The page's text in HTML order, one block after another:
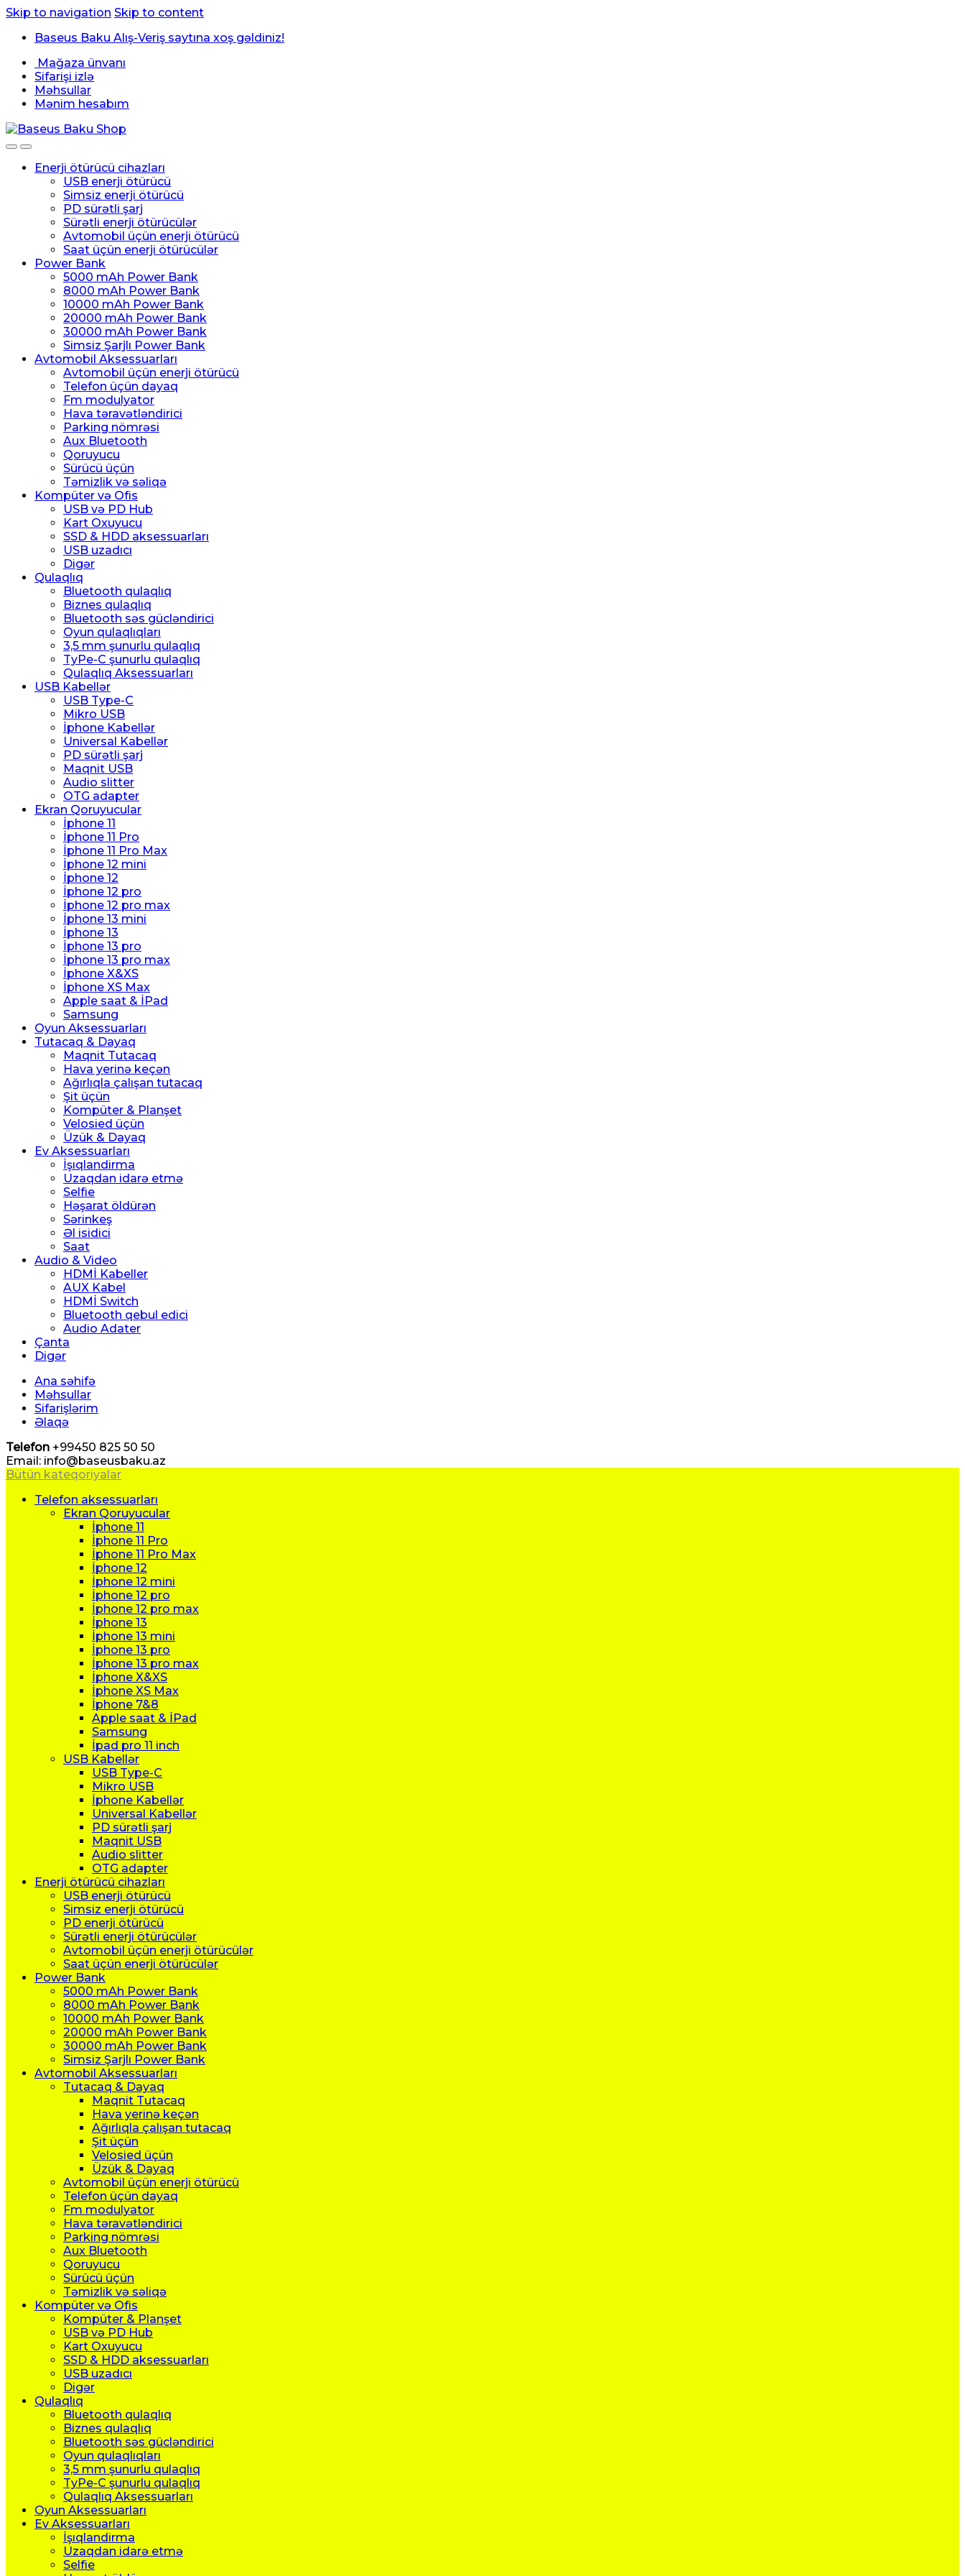
Skip to navigation Skip to content
Baseus Baku Alış-Veriş saytına xoş gəldiniz!
Mağaza ünvanı
Sifarişi izlə
Məhsullar
Mənim hesabım
Enerji ötürücü cihazları
USB enerji ötürücü
Simsiz enerji ötürücü
PD sürətli şarj
Sürətli enerji ötürücülər
Avtomobil üçün enerji ötürücü
Saat üçün enerji ötürücülər
Power Bank
5000 mAh Power Bank
8000 mAh Power Bank
10000 mAh Power Bank
20000 mAh Power Bank
30000 mAh Power Bank
Simsiz Şarjlı Power Bank
Avtomobil Aksessuarları
Avtomobil üçün enerji ötürücü
Telefon üçün dayaq
Fm modulyator
Hava təravətləndirici
Parking nömrəsi
Aux Bluetooth
Qoruyucu
Sürücü üçün
Təmizlik və səliqə
Kompüter və Ofis
USB və PD Hub
Kart Oxuyucu
SSD & HDD aksessuarları
USB uzadıcı
Digər
Qulaqlıq
Bluetooth qulaqlıq
Biznes qulaqlıq
Bluetooth səs gücləndirici
Oyun qulaqlıqları
3,5 mm şunurlu qulaqlıq
TyPe-C şunurlu qulaqlıq
Qulaqlıq Aksessuarları
USB Kabellər
USB Type-C
Mikro USB
İphone Kabellər
Universal Kabellər
PD sürətli şarj
Maqnit USB
Audio slitter
OTG adapter
Ekran Qoruyucular
İphone 11
İphone 11 Pro
İphone 11 Pro Max
İphone 12 mini
İphone 12
İphone 12 pro
İphone 12 pro max
İphone 13 mini
İphone 13
İphone 13 pro
İphone 13 pro max
İphone X&XS
İphone XS Max
Apple saat & İPad
Samsung
Oyun Aksessuarları
Tutacaq & Dayaq
Maqnit Tutacaq
Hava yerinə keçən
Ağırlıqla çalışan tutacaq
Şit üçün
Kompüter & Planşet
Velosied üçün
Üzük & Dayaq
Ev Aksessuarları
İşıqlandirma
Uzaqdan idarə etmə
Selfie
Həşarat öldürən
Sərinkeş
Əl isidici
Saat
Audio & Video
HDMİ Kabeller
AUX Kabel
HDMİ Switch
Bluetooth qebul edici
Audio Adater
Çanta
Digər
Ana səhifə
Məhsullar
Sifarişlərim
Əlaqə
Telefon +99450 825 50 50
Email: info@baseusbaku.az
Bütün kateqoriyalar
Telefon aksessuarları
Ekran Qoruyucular
İphone 11
İphone 11 Pro
İphone 11 Pro Max
İphone 12
İphone 12 mini
İphone 12 pro
İphone 12 pro max
İphone 13
İphone 13 mini
İphone 13 pro
İphone 13 pro max
İphone X&XS
İphone XS Max
İphone 7&8
Apple saat & İPad
Samsung
İpad pro 11 inch
USB Kabellər
USB Type-C
Mikro USB
İphone Kabellər
Universal Kabellər
PD sürətli şarj
Maqnit USB
Audio slitter
OTG adapter
Enerji ötürücü cihazları
USB enerji ötürücü
Simsiz enerji ötürücü
PD enerji ötürücü
Sürətli enerji ötürücülər
Avtomobil üçün enerji ötürücülər
Saat üçün enerji ötürücülər
Power Bank
5000 mAh Power Bank
8000 mAh Power Bank
10000 mAh Power Bank
20000 mAh Power Bank
30000 mAh Power Bank
Simsiz Şarjlı Power Bank
Avtomobil Aksessuarları
Tutacaq & Dayaq
Maqnit Tutacaq
Hava yerinə keçən
Ağırlıqla çalışan tutacaq
Şit üçün
Velosied üçün
Üzük & Dayaq
Avtomobil üçün enerji ötürücü
Telefon üçün dayaq
Fm modulyator
Hava təravətləndirici
Parking nömrəsi
Aux Bluetooth
Qoruyucu
Sürücü üçün
Təmizlik və səliqə
Kompüter və Ofis
Kompüter & Planşet
USB və PD Hub
Kart Oxuyucu
SSD & HDD aksessuarları
USB uzadıcı
Digər
Qulaqlıq
Bluetooth qulaqlıq
Biznes qulaqlıq
Bluetooth səs gücləndirici
Oyun qulaqlıqları
3,5 mm şunurlu qulaqlıq
TyPe-C şunurlu qulaqlıq
Qulaqlıq Aksessuarları
Oyun Aksessuarları
Ev Aksessuarları
İşıqlandirma
Uzaqdan idarə etmə
Selfie